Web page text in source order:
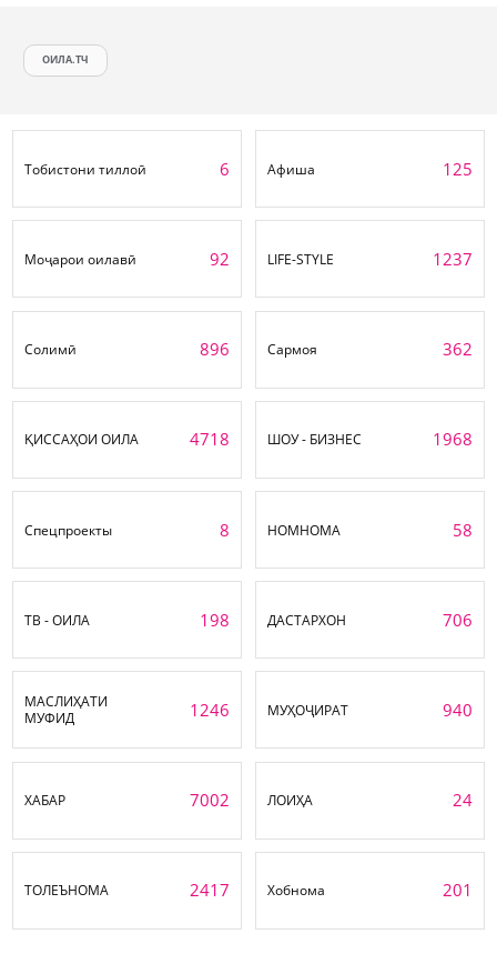
ОИЛА.ТЧ
Тобистони тиллоӣ 6 Афиша 125
Моҷарои оилавӣ 92 LIFE-STYLE 1237
Солимӣ 896 Сармоя 362
ҚИССАҲОИ ОИЛА 4718 ШОУ - БИЗНЕС 1968
Спецпроекты 8 НОМНОМА 58
ТВ - ОИЛА 198 ДАСТАРХОН 706
МАСЛИҲАТИ
МУФИД
1246 МУҲОҶИРАТ 940
ХАБАР 7002 ЛОИҲА 24
ТОЛЕЪНОМА 2417 Хобнома 201